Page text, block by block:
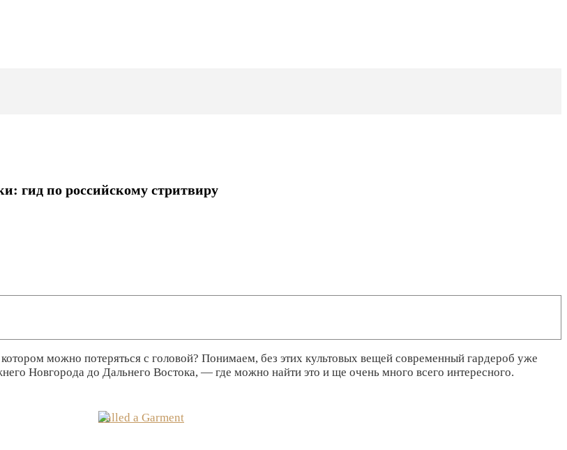
гид по российскому стритвиру
можно потеряться с головой? Понимаем, без этих культовых вещей современный гардероб уже
Новгорода до Дальнего Востока, — где можно найти это и ще очень много всего интересного.
Called a Garment